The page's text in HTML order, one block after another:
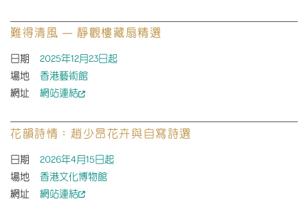
花韻詩情：趙少昂花卉與自寫詩選
日期
2026年4月15日起
場地
香港文化博物館
網址
網站連結
難得清風 — 靜觀樓藏扇精選
日期
2025年12月23日起
場地
香港藝術館
網址
網站連結